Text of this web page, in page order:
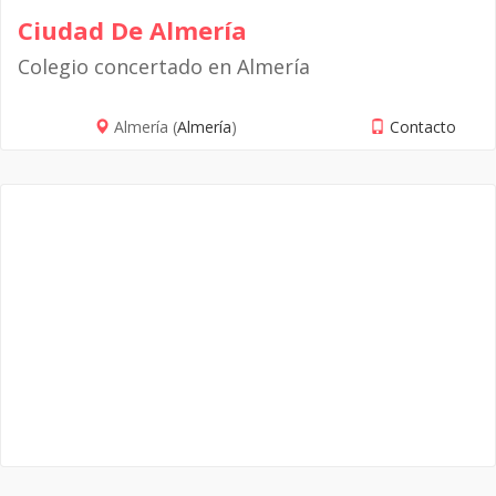
Ciudad De Almería
Colegio concertado en Almería
Almería (Almería) Contacto